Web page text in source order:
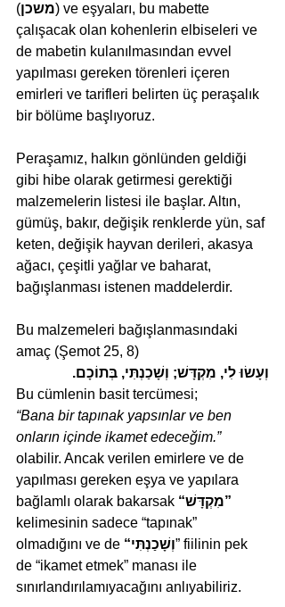
(משכן) ve eşyaları, bu mabette
çalışacak olan kohenlerin elbiseleri ve
de mabetin kulanılmasından evvel
yapılması gereken törenleri içeren
emirleri ve tarifleri belirten üç peraşalık
bir bölüme başlıyoruz.
Peraşamız, halkın gönlünden geldiği
gibi hibe olarak getirmesi gerektiği
malzemelerin listesi ile başlar. Altın,
gümüş, bakır, değişik renklerde yün, saf
keten, değişik hayvan derileri, akasya
ağacı, çeşitli yağlar ve baharat,
bağışlanması istenen maddelerdir.
Bu malzemeleri bağışlanmasındaki
amaç (Şemot 25, 8)
וְעָשׂוּ לִי, מִקְדָּשׁ; וְשָׁכַנְתִּי, בְּתוֹכָם.
Bu cümlenin basit tercümesi;
“Bana bir tapınak yapsınlar ve ben
onların içinde ikamet edeceğim.”
olabilir. Ancak verilen emirlere ve de
yapılması gereken eşya ve yapılara
bağlamlı olarak bakarsak
“מִקְדָּשׁ”
kelimesinin sadece “tapınak”
olmadığını ve de
“וְשָׁכַנְתִּי” fiilinin pek
de “ikamet etmek” manası ile
sınırlandırılamıyacağını anlıyabiliriz.